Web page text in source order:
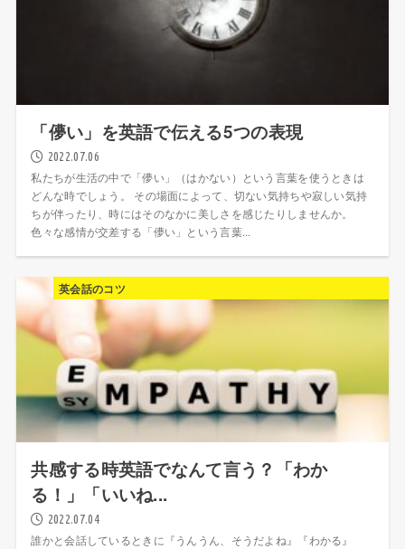
「儚い」を英語で伝える5つの表現
2022.07.06
私たちが生活の中で「儚い」（はかない）という言葉を使うときは
どんな時でしょう。 その場面によって、切ない気持ちや寂しい気持
ちが伴ったり、時にはそのなかに美しさを感じたりしませんか。
色々な感情が交差する「儚い」という言葉...
英会話のコツ
共感する時英語でなんて言う？「わか
る！」「いいね...
2022.07.04
誰かと会話しているときに『うんうん、そうだよね』『わかる』